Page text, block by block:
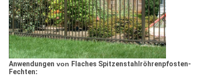
Anwendungen von Flaches Spitzenstahlröhrenpfosten-
Fechten: